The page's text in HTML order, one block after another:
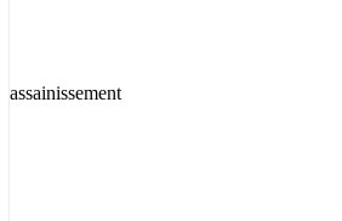
assainissement